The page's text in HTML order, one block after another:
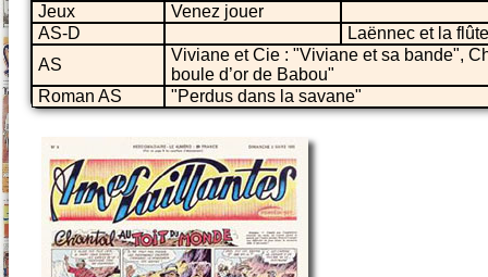
Jeux
Venez jouer
AS-D
Laënnec et la
AS
Viviane et Cie : "Viviane et sa bande",
boule d’or de Babou"
Roman AS
"Perdus dans la savane"